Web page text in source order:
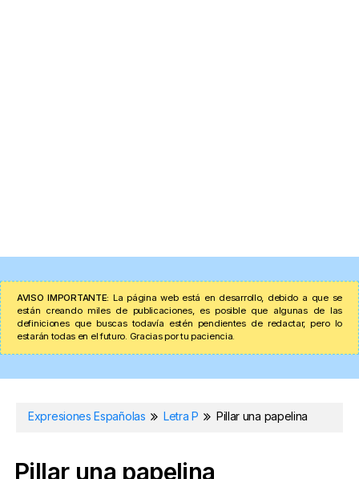
AVISO IMPORTANTE: La página web está en desarrollo, debido a que se
están creando miles de publicaciones, es posible que algunas de las
definiciones que buscas todavía estén pendientes de redactar, pero lo
estarán todas en el futuro. Gracias por tu paciencia.
Expresiones Españolas Letra P Pillar una papelina
Pillar una papelina